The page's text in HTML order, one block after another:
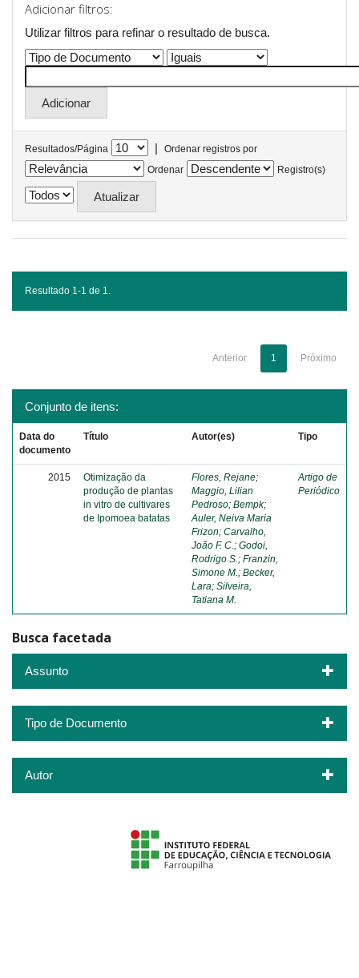
Adicionar filtros:
Utilizar filtros para refinar o resultado de busca.
Resultados/Página |
Ordenar registros por
Ordenar
Registro(s)
Resultado 1-1 de 1.
Anterior 1 Próximo
Conjunto de itens:
Data do
documento
Título Autor(es) Tipo
2015
Otimização da
produção de plantas
in vitro de cultivares
de Ipomoea batatas
Flores, Rejane;
Maggio, Lilian
Pedroso; Bempk;
Auler, Neiva Maria
Frizon; Carvalho,
João F. C.; Godoi,
Rodrigo S.; Franzin,
Simone M.; Becker,
Lara; Silveira,
Tatiana M.
Artigo de
Periódico
Busca facetada
Assunto
Tipo de Documento
Autor